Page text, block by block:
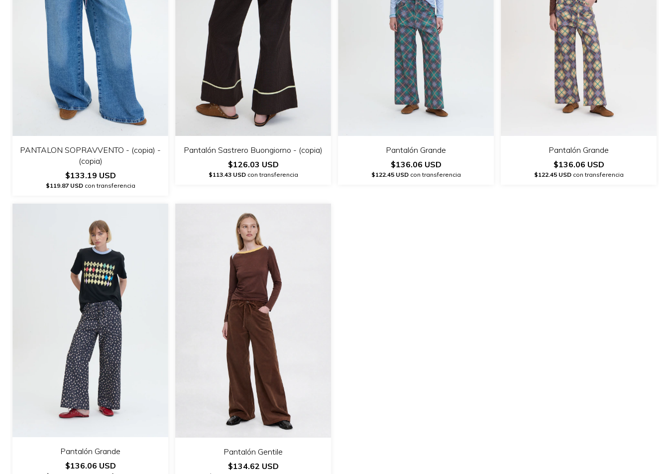
PANTALON SOPRAVVENTO - (copia) -
(copia)
$133.19 USD
$119.87 USDcon transferencia
Pantalón Sastrero Buongiorno - (copia)
$126.03 USD
$113.43 USDcon transferencia
Pantalón Grande
$136.06 USD
$122.45 USDcon transferencia
Pantalón Grande
$136.06 USD
$122.45 USDcon transferencia
Pantalón Grande
$136.06 USD
Pantalón Gentile
$134.62 USD